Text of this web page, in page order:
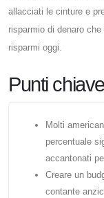
allacciati le cinture e
risparmio di denaro
risparmi oggi.
Punti
Molti
percentuale
accantonati
Creare un
contante